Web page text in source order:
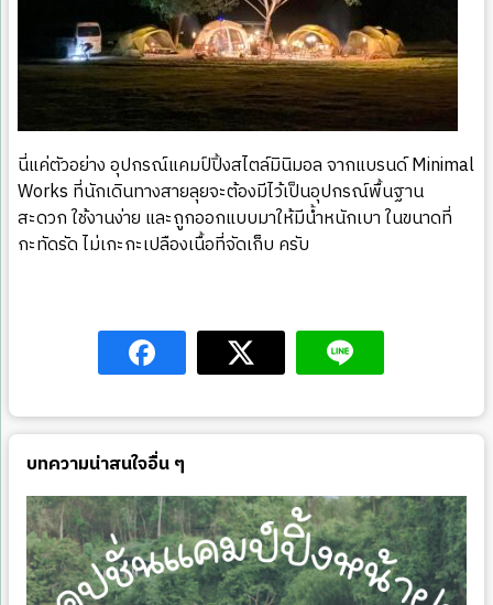
นี่แค่ตัวอย่าง อุปกรณ์แคมป์ปิ้งสไตล์มินิมอล จากแบรนด์ Minimal
Works ที่นักเดินทางสายลุยจะต้องมีไว้เป็นอุปกรณ์พื้นฐาน
สะดวก ใช้งานง่าย และถูกออกแบบมาให้มีน้ำหนักเบา ในขนาดที่
กะทัดรัด ไม่เกะกะเปลืองเนื้อที่จัดเก็บ ครับ
บทความน่าสนใจอื่น ๆ